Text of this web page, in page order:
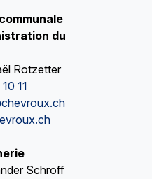
du
Rotzetter
11
Schroff